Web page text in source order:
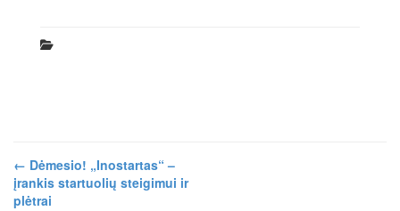
← Dėmesio! „Inostartas“ –
įrankis startuolių steigimui ir
plėtrai